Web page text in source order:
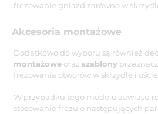
frezowanie gniazd zarówno w
Akcesoria montażowe
Dodatkowo do wyboru są również
montażowe oraz szablony
frezowania otworów w skrzydle i
W przypadku tego modelu zawiasu
stosowanie frezu o następujących